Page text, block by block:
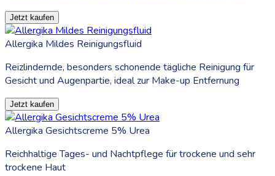
Jetzt kaufen
Allergika Mildes Reinigungsfluid
Reizlindernde, besonders schonende tägliche Reinigung für
Gesicht und Augenpartie, ideal zur Make-up Entfernung
Jetzt kaufen
Allergika Gesichtscreme 5% Urea
Reichhaltige Tages- und Nachtpflege für trockene und sehr
trockene Haut